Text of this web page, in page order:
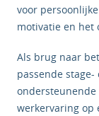
voor
motivatie en het
Als brug naar
passende
werkervaring op